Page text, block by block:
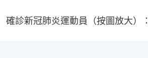
確診新冠肺炎運動員（按圖放大）：